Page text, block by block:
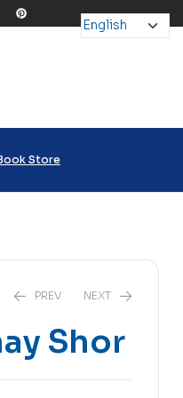
Store
PREV
240
NEXT
225
Shor